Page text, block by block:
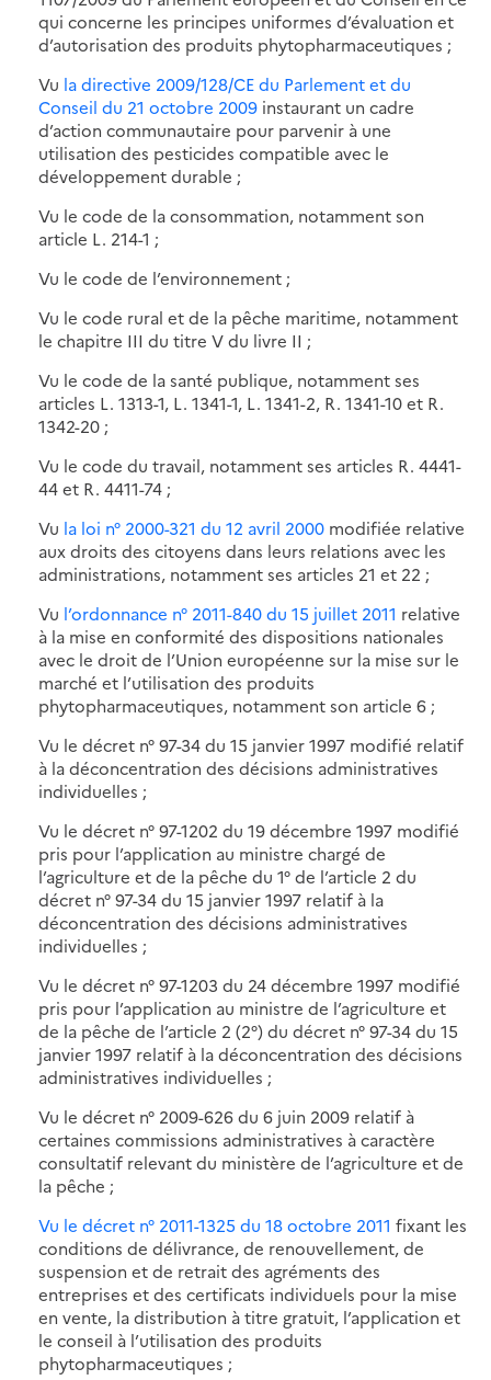
qui concerne les principes uniformes d’évaluation et
d’autorisation des produits phytopharmaceutiques ;
Vu la directive 2009/128/CE du Parlement et du
Conseil du 21 octobre 2009 instaurant un cadre
d’action communautaire pour parvenir à une
utilisation des pesticides compatible avec le
développement durable ;
Vu le code de la consommation, notamment son
article L. 214-1 ;
Vu le code de l’environnement ;
Vu le code rural et de la pêche maritime, notamment
le chapitre III du titre V du livre II ;
Vu le code de la santé publique, notamment ses
articles L. 1313-1, L. 1341-1, L. 1341-2, R. 1341-10 et R.
1342-20 ;
Vu le code du travail, notamment ses articles R. 4441-
44 et R. 4411-74 ;
Vu la loi n° 2000-321 du 12 avril 2000 modifiée relative
aux droits des citoyens dans leurs relations avec les
administrations, notamment ses articles 21 et 22 ;
Vu l’ordonnance n° 2011-840 du 15 juillet 2011 relative
à la mise en conformité des dispositions nationales
avec le droit de l’Union européenne sur la mise sur le
marché et l’utilisation des produits
phytopharmaceutiques, notamment son article 6 ;
Vu le décret n° 97-34 du 15 janvier 1997 modifié relatif
à la déconcentration des décisions administratives
individuelles ;
Vu le décret n° 97-1202 du 19 décembre 1997 modifié
pris pour l’application au ministre chargé de
l’agriculture et de la pêche du 1° de l’article 2 du
décret n° 97-34 du 15 janvier 1997 relatif à la
déconcentration des décisions administratives
individuelles ;
Vu le décret n° 97-1203 du 24 décembre 1997 modifié
pris pour l’application au ministre de l’agriculture et
de la pêche de l’article 2 (2°) du décret n° 97-34 du 15
janvier 1997 relatif à la déconcentration des décisions
administratives individuelles ;
Vu le décret n° 2009-626 du 6 juin 2009 relatif à
certaines commissions administratives à caractère
consultatif relevant du ministère de l’agriculture et de
la pêche ;
Vu le décret n° 2011-1325 du 18 octobre 2011 fixant les
conditions de délivrance, de renouvellement, de
suspension et de retrait des agréments des
entreprises et des certificats individuels pour la mise
en vente, la distribution à titre gratuit, l’application et
le conseil à l’utilisation des produits
phytopharmaceutiques ;